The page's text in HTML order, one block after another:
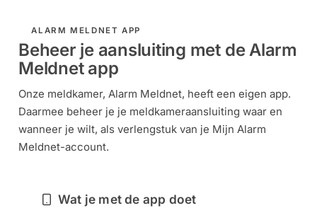
ALARM MELDNET APP
Beheer je aansluiting met de Alarm
Meldnet app
Onze meldkamer, Alarm Meldnet, heeft een eigen app.
Daarmee beheer je je meldkameraansluiting waar en
wanneer je wilt, als verlengstuk van je Mijn Alarm
Meldnet-account.
Wat je met de app doet